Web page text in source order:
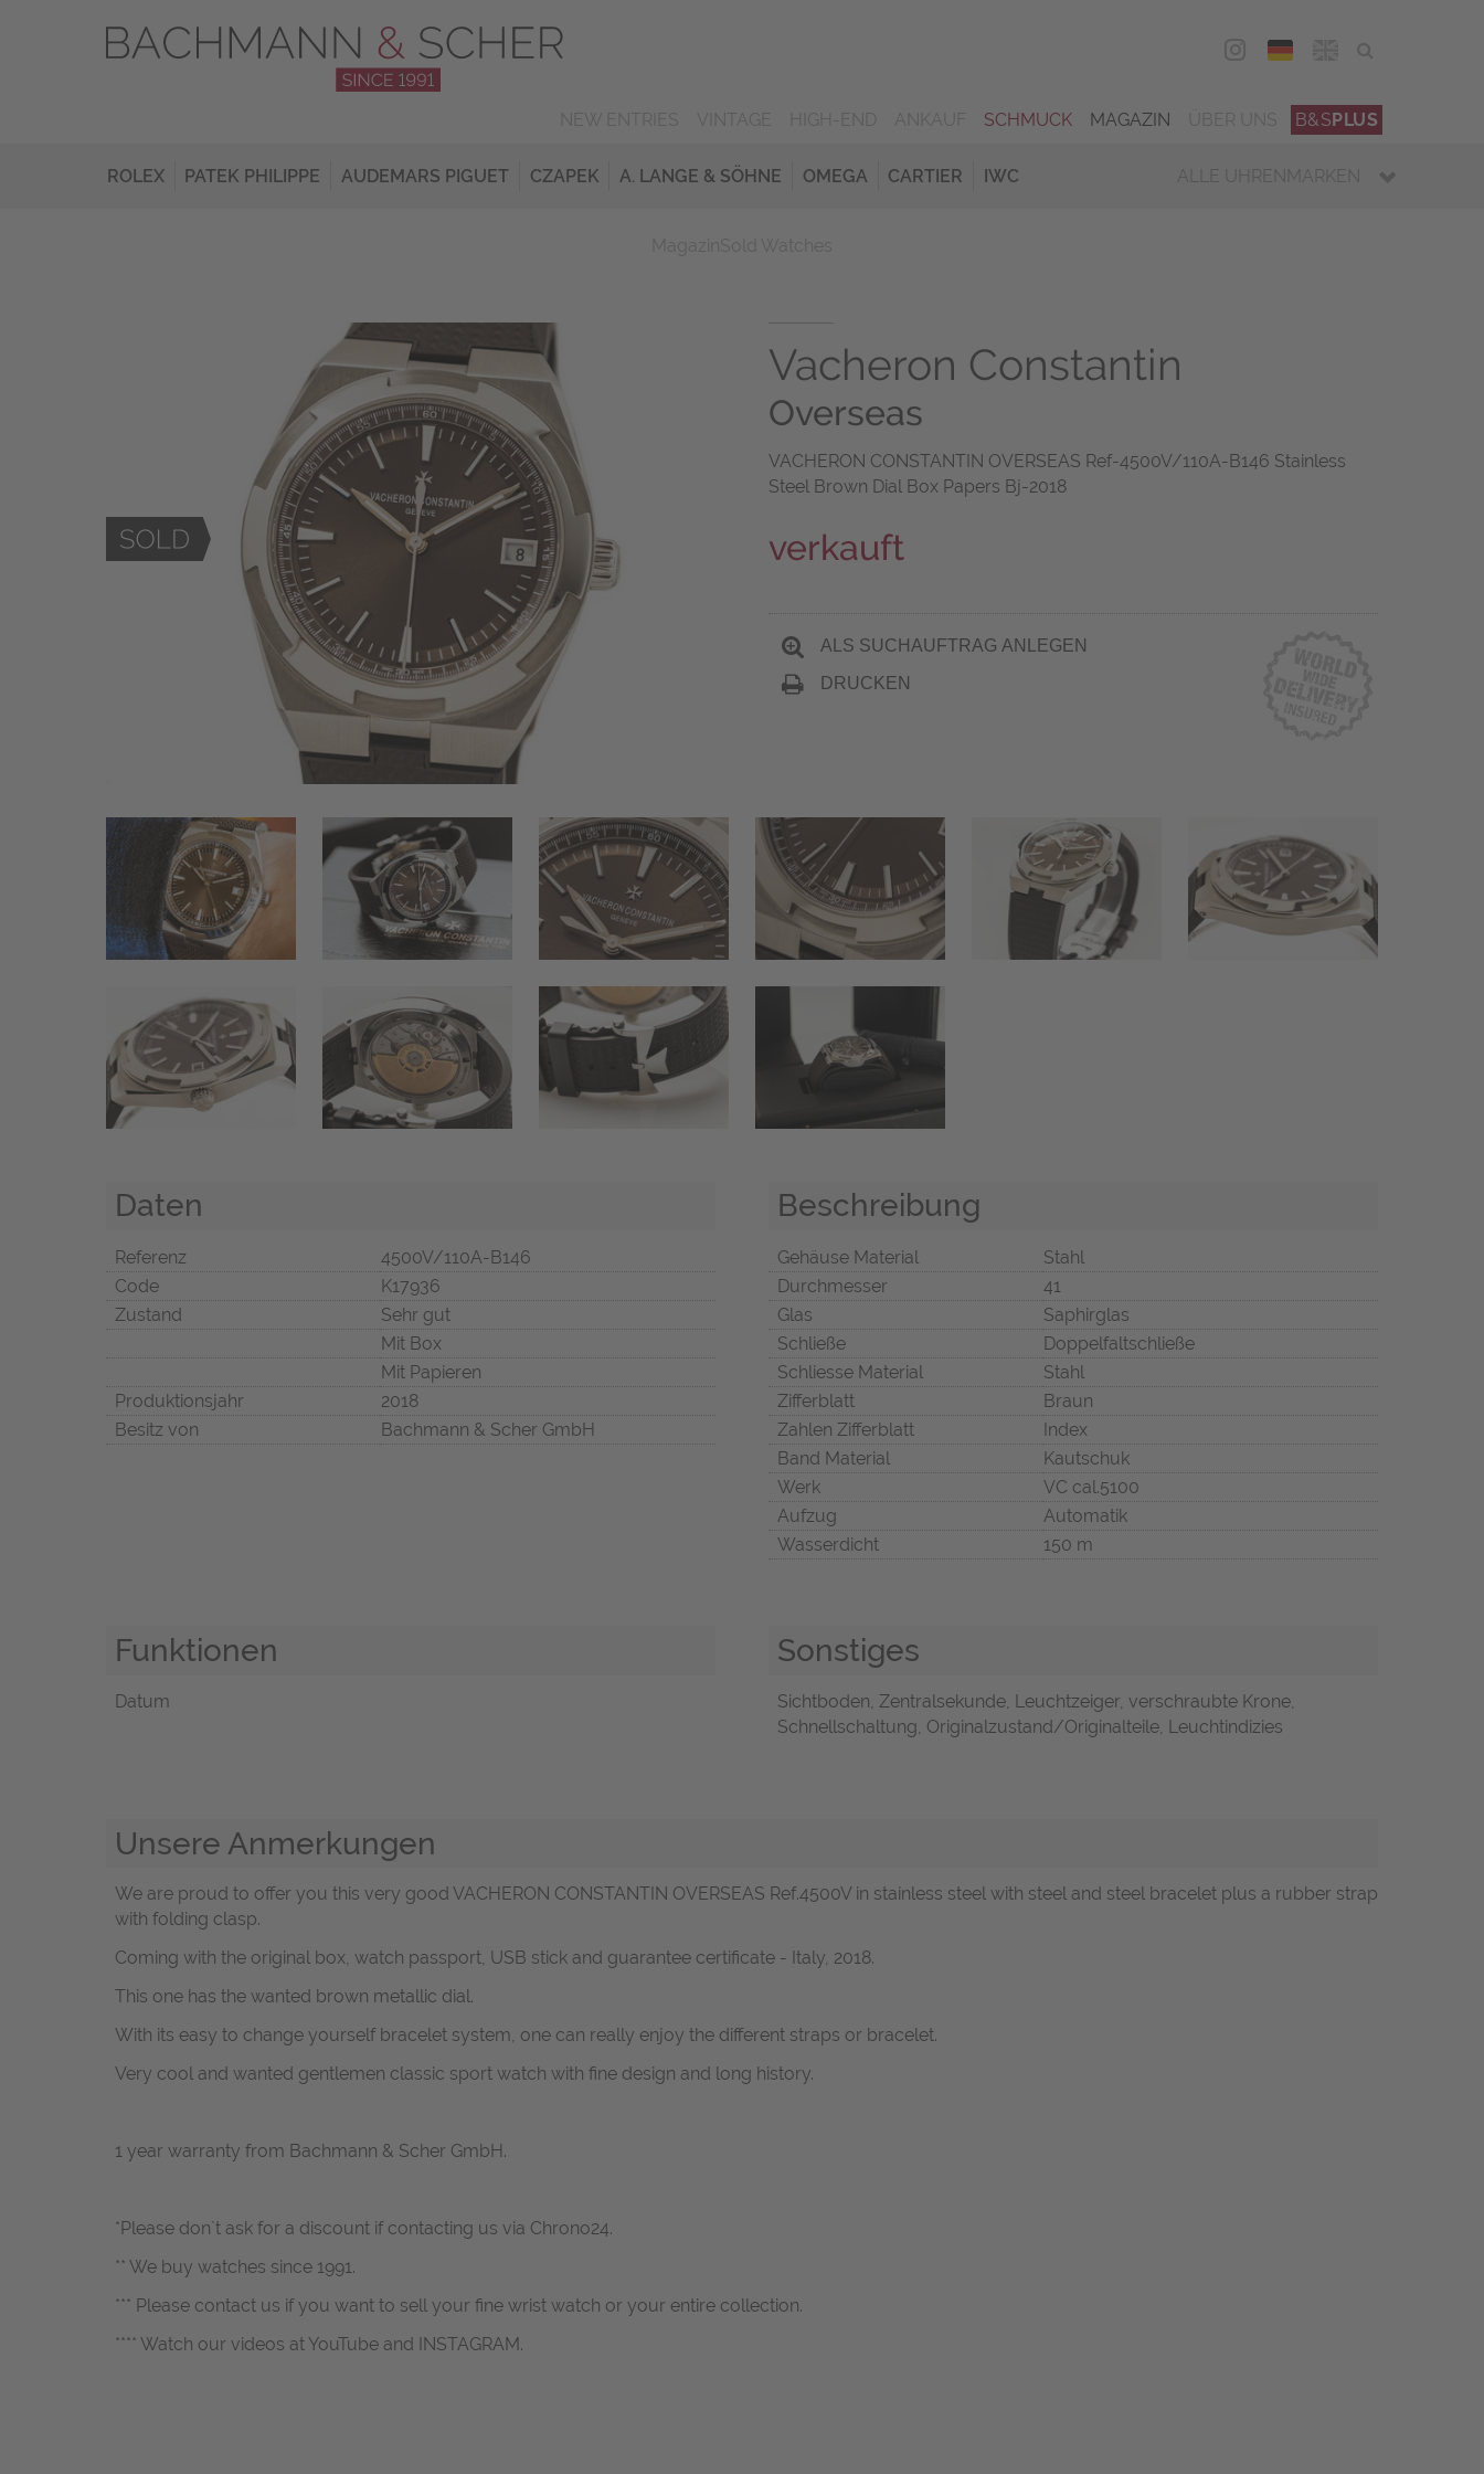
DEU
SCHMUCK MAGAZIN B&SPLUS
ROLEX PATEK PHILIPPE AUDEMARS PIGUET CZAPEK A. LANGE & SÖHNE OMEGA CARTIER IWC ALLE UHRENMARKEN
Vacheron Constantin
Overseas
VACHERON CONSTANTIN OVERSEAS Ref-4500V/110A-B146 Stainless
Steel Brown Dial Box Papers Bj-2018
verkauft
ALS SUCHAUFTRAG ANLEGEN
DRUCKEN
Daten
Referenz
4500V/110A-B146
Code
K17936
Zustand
Sehr gut
Mit Box
Mit Papieren
Produktionsjahr
2018
Besitz von
Bachmann & Scher GmbH
Beschreibung
Gehäuse Material
Stahl
Durchmesser
41
Glas
Saphirglas
Schließe
Doppelfaltschließe
Schliesse Material
Stahl
Zifferblatt
Braun
Zahlen Zifferblatt
Index
Band Material
Kautschuk
Werk
VC cal.5100
Aufzug
Automatik
Wasserdicht
150 m
Funktionen
Datum
Sonstiges
Sichtboden, Zentralsekunde, Leuchtzeiger, verschraubte Krone,
Schnellschaltung, Originalzustand/Originalteile, Leuchtindizies
Unsere Anmerkungen
We are proud to offer you this very good VACHERON CONSTANTIN OVERSEAS Ref.4500V in stainless steel with steel and steel bracelet plus a rubber strap
with folding clasp.
Coming with the original box, watch passport, USB stick and guarantee certificate - Italy, 2018.
This one has the wanted brown metallic dial.
With its easy to change yourself bracelet system, one can really enjoy the different straps or bracelet.
Very cool and wanted gentlemen classic sport watch with fine design and long history.
1 year warranty from Bachmann & Scher GmbH.
*Please don`t ask for a discount if contacting us via Chrono24.
** We buy watches since 1991.
*** Please contact us if you want to sell your fine wrist watch or your entire collection.
**** Watch our videos at YouTube and INSTAGRAM.